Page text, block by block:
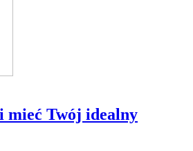
mieć Twój idealny